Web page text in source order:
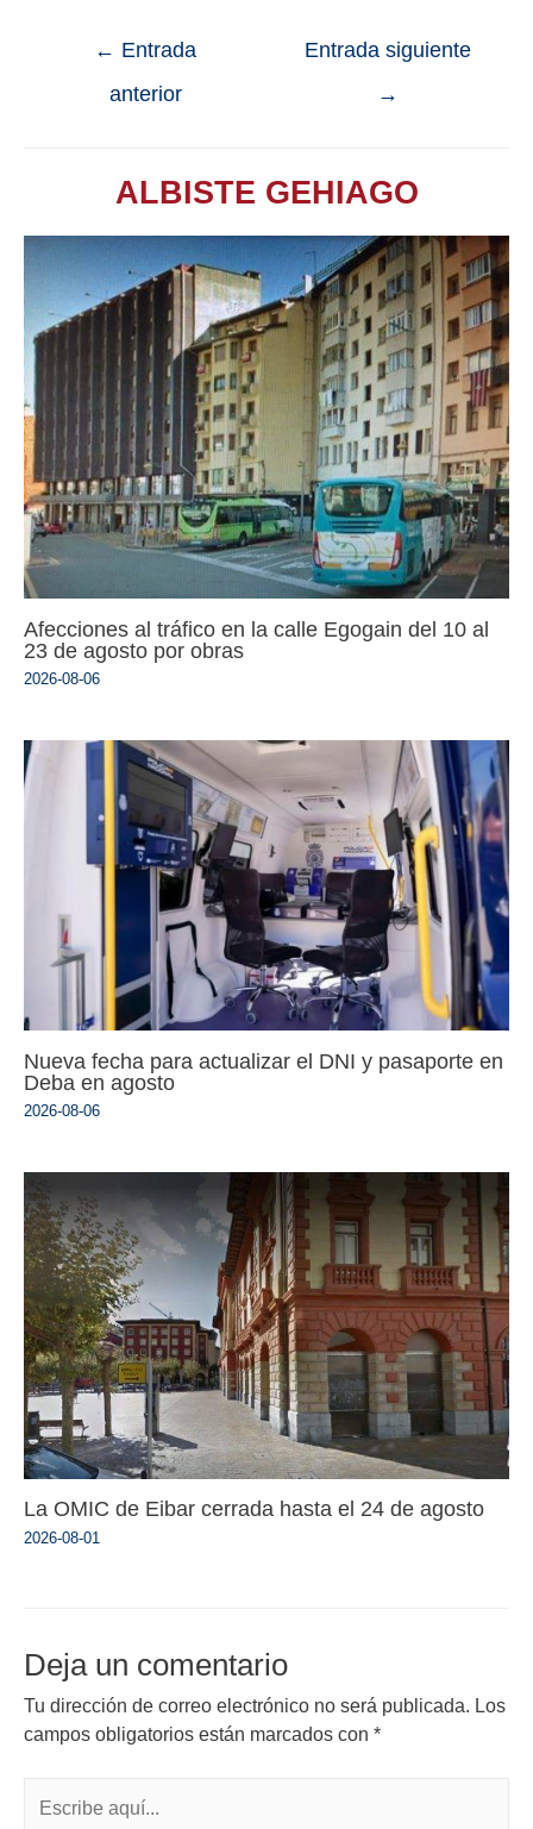
← Entrada
anterior
Entrada siguiente
→
ALBISTE GEHIAGO
Afecciones al tráfico en la calle Egogain del 10 al
23 de agosto por obras
2026-08-06
Nueva fecha para actualizar el DNI y pasaporte en
Deba en agosto
2026-08-06
La OMIC de Eibar cerrada hasta el 24 de agosto
2026-08-01
Deja un comentario
Tu dirección de correo electrónico no será publicada. Los
campos obligatorios están marcados con *